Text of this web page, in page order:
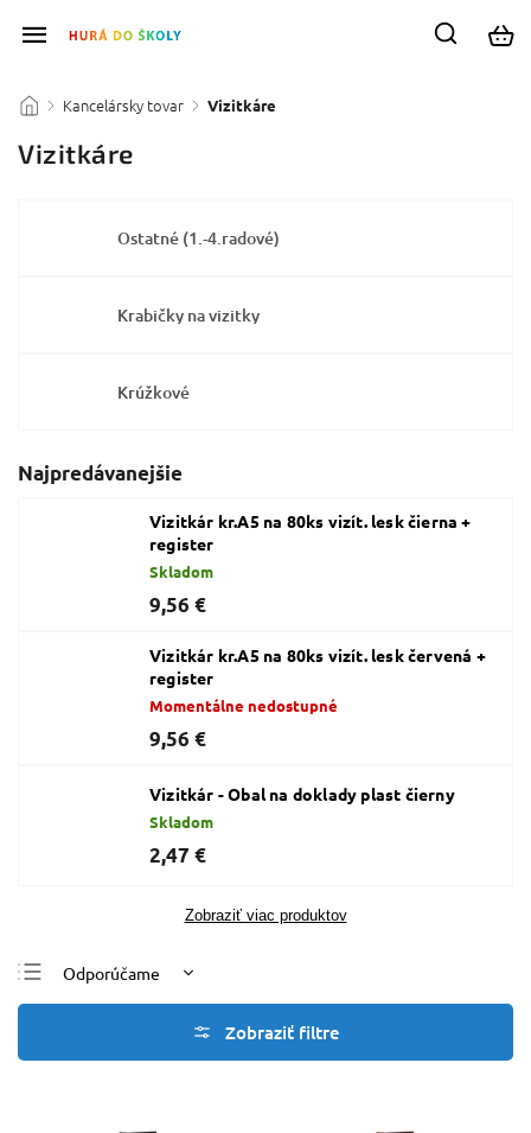
/ Kancelársky tovar / Vizitkáre
Vizitkáre
Ostatné (1.-4.radové)
Krabičky na vizitky
Krúžkové
Najpredávanejšie
Vizitkár kr.A5 na 80ks vizít. lesk čierna +
register
Skladom
9,56 €
Vizitkár kr.A5 na 80ks vizít. lesk červená +
register
Momentálne nedostupné
9,56 €
Vizitkár - Obal na doklady plast čierny
Skladom
2,47 €
Zobraziť viac produktov
Odporúčame
Najlacnejšie